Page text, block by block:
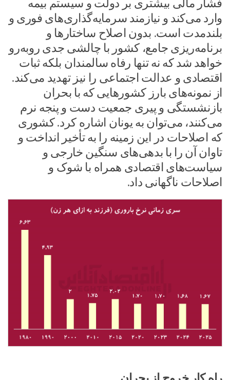
فشار مالی بیشتری بر دولت و سیستم بیمه
وارد می‌کند و نیازمند سرمایه‌گذاری‌های فوری و
بلندمدت است. بدون اصلاح ساختارها و
برنامه‌ریزی جامع، کشور با چالشی جدی روبه‌رو
خواهد شد که نه تنها رفاه سالمندان بلکه ثبات
اقتصادی و عدالت اجتماعی را نیز تهدید می‌کند.
از نمونه‌های بارز کشورهایی که با بحران
بازنشستگی و پیری جمعیت دست و پنجه نرم
می‌کنند، می‌توان به یونان اشاره کرد. کشوری
که اصلاحات در این زمینه را به تأخیر انداخت و
تاوان آن را با بدهی‌های سنگین خارجی و
سیاست‌های اقتصادی همراه با شوک و
اصلاحات ناگهانی داد.